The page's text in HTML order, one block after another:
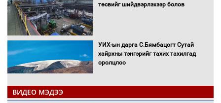
төсвийг шийдвэрлэхээр болов
УИХ-ын дарга С.Бямбацогт Сутай
хайрхны тэнгэрийг тахих тахилгад
оролцлоо
ВИДЕО МЭДЭЭ